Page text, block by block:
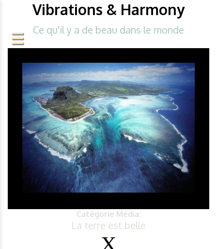
Vibrations & Harmony
Ce qu'il y a de beau dans le monde
Catégorie Média:
La terre est belle